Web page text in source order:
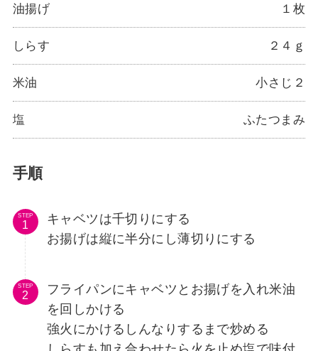
油揚げ １枚
しらす ２４ｇ
米油 小さじ２
塩 ふたつまみ
手順
STEP
キャベツは千切りにする
お揚げは縦に半分にし薄切りにする
STEP
フライパンにキャベツとお揚げを入れ米油
を回しかける
強火にかけるしんなりするまで炒める